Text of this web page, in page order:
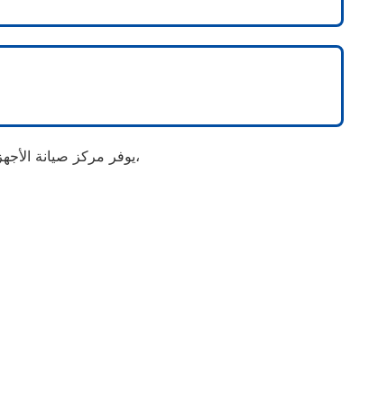
يوفر مركز صيانة الأجهزة المنزلية خدمات متكاملة لصيانة وإصلاح مختلف الأعطال المنزلية باستخدام أحدث أجهزة الفحص والصيانة،